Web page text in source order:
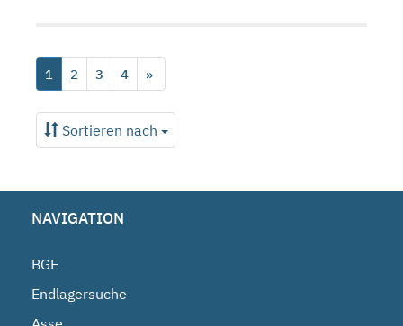
1 2 3 4 »
Sortieren nach
NAVIGATION
BGE
Endlagersuche